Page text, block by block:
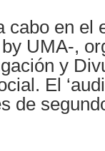
cabo en el
UMA-,
y
El
de